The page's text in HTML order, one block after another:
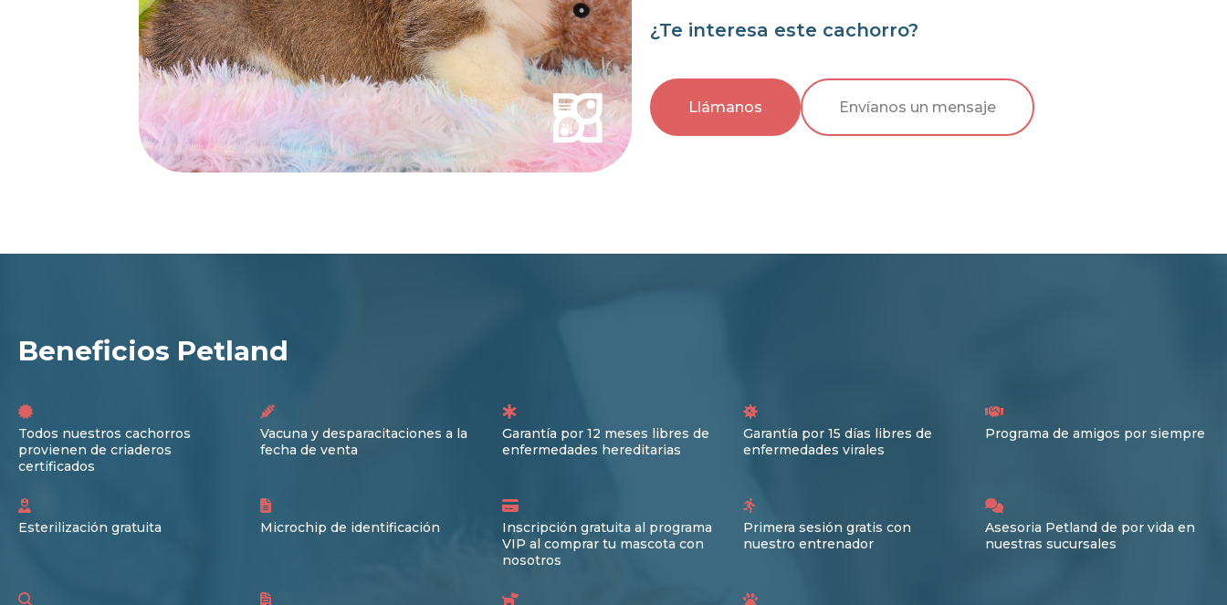
¿Te interesa este cachorro?
Llámanos Envíanos un mensaje
Beneficios Petland
Todos nuestros cachorros
provienen de criaderos
certificados
Vacuna y desparacitaciones a la
fecha de venta
Garantía por 12 meses libres de
enfermedades hereditarias
Garantía por 15 días libres de
enfermedades virales
Programa de amigos por siempre
Esterilización gratuita Microchip de identificación
Inscripción gratuita al programa
VIP al comprar tu mascota con
nosotros
Primera sesión gratis con
nuestro entrenador
Asesoria Petland de por vida en
nuestras sucursales